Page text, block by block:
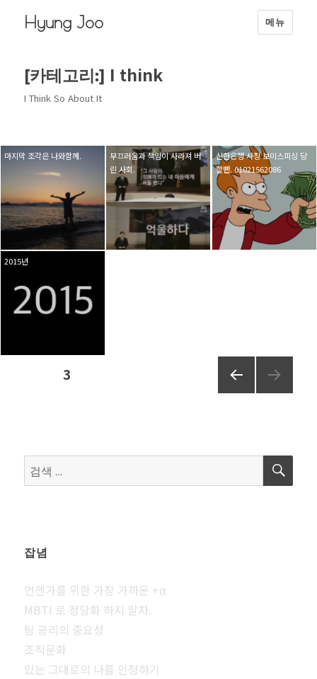
Hyung Joo 메뉴
[카테고리:] I think
I Think So About It
마지막 조각은 나와함께.
부끄러움과 책임이 사라져 버
린 사회.
신한은행 사칭 보이스피싱 당
할뻔. 01021562086
2015년
지
김
페이지3
검
색:
검
잡념
언젠가를 위한 가장 가까운 +⍺
MBTI 로 정당화 하지 말자.
팀 공리의 중요성
조직문화
있는 그대로의 나를 인정하기